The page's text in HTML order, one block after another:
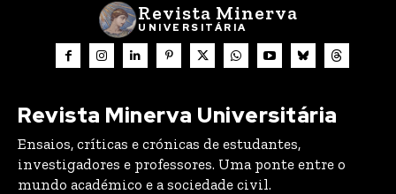
Revista Minerva
UNIVERSITÁRIA
Revista Minerva Universitária
Ensaios, críticas e crónicas de estudantes,
investigadores e professores. Uma ponte entre o
mundo académico e a sociedade civil.